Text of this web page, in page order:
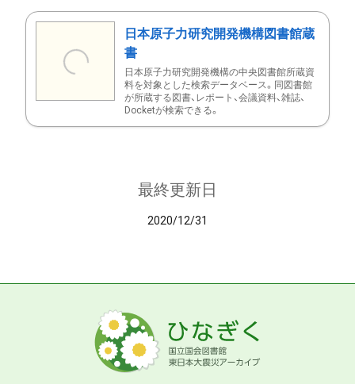
日本原子力研究開発機構図書館蔵
書
日本原子力研究開発機構の中央図書館所蔵資
料を対象とした検索データベース。同図書館
が所蔵する図書、レポート、会議資料、雑誌、
Docketが検索できる。
最終更新日
2020/12/31